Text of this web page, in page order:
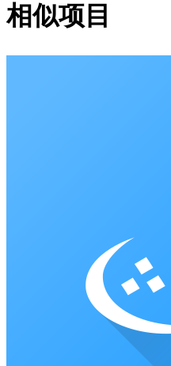
相似项目